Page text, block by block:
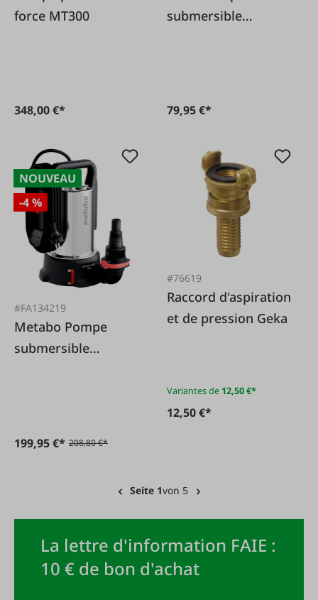
force MT300
348,00 €*
submersible
79,95 €*
NOUVEAU
-4 %
#FA134219
Metabo Pompe
submersible
199,95 €* 208,80 €*
#76619
Raccord d'aspiration
et de pression Geka
Variantes de 12,50 €*
12,50 €*
Seite 1von 5
La lettre d'information FAIE :
10 € de bon d'achat